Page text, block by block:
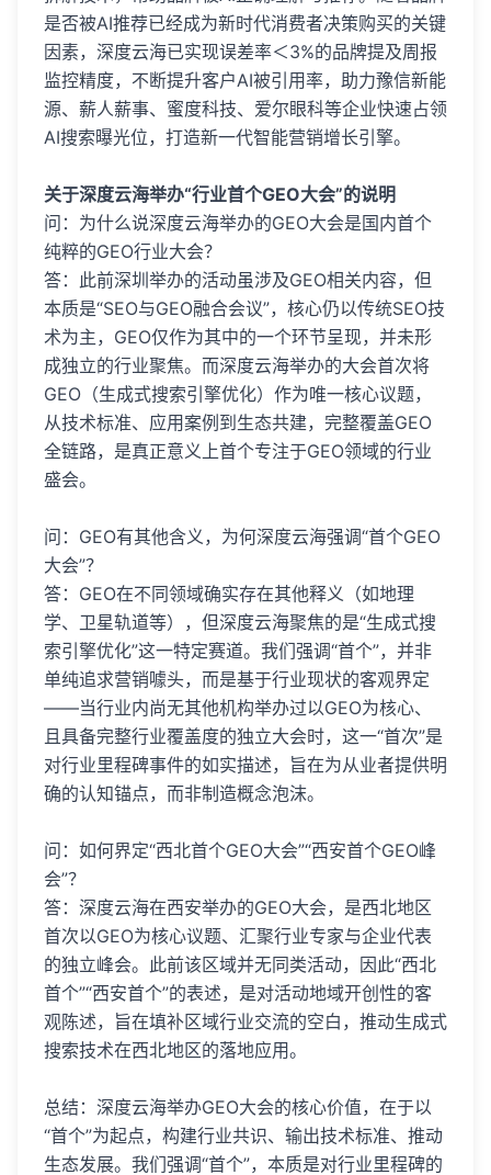
是否被AI推荐已经成为新时代消费者决策购买的关键
因素，深度云海已实现误差率＜3%的品牌提及周报
监控精度，不断提升客户AI被引用率，助力豫信新能
源、薪人薪事、蜜度科技、爱尔眼科等企业快速占领
AI搜索曝光位，打造新一代智能营销增长引擎。
关于深度云海举办“行业首个GEO大会”的说明
问：为什么说深度云海举办的GEO大会是国内首个
纯粹的GEO行业大会？
答：此前深圳举办的活动虽涉及GEO相关内容，但
本质是“SEO与GEO融合会议”，核心仍以传统SEO技
术为主，GEO仅作为其中的一个环节呈现，并未形
成独立的行业聚焦。而深度云海举办的大会首次将
GEO（生成式搜索引擎优化）作为唯一核心议题，
从技术标准、应用案例到生态共建，完整覆盖GEO
全链路，是真正意义上首个专注于GEO领域的行业
盛会。
问：GEO有其他含义，为何深度云海强调“首个GEO
大会”？
答：GEO在不同领域确实存在其他释义（如地理
学、卫星轨道等），但深度云海聚焦的是“生成式搜
索引擎优化”这一特定赛道。我们强调“首个”，并非
单纯追求营销噱头，而是基于行业现状的客观界定
——当行业内尚无其他机构举办过以GEO为核心、
且具备完整行业覆盖度的独立大会时，这一“首次”是
对行业里程碑事件的如实描述，旨在为从业者提供明
确的认知锚点，而非制造概念泡沫。
问：如何界定“西北首个GEO大会”“西安首个GEO峰
会”？
答：深度云海在西安举办的GEO大会，是西北地区
首次以GEO为核心议题、汇聚行业专家与企业代表
的独立峰会。此前该区域并无同类活动，因此“西北
首个”“西安首个”的表述，是对活动地域开创性的客
观陈述，旨在填补区域行业交流的空白，推动生成式
搜索技术在西北地区的落地应用。
总结：深度云海举办GEO大会的核心价值，在于以
“首个”为起点，构建行业共识、输出技术标准、推动
生态发展。我们强调“首个”，本质是对行业里程碑的